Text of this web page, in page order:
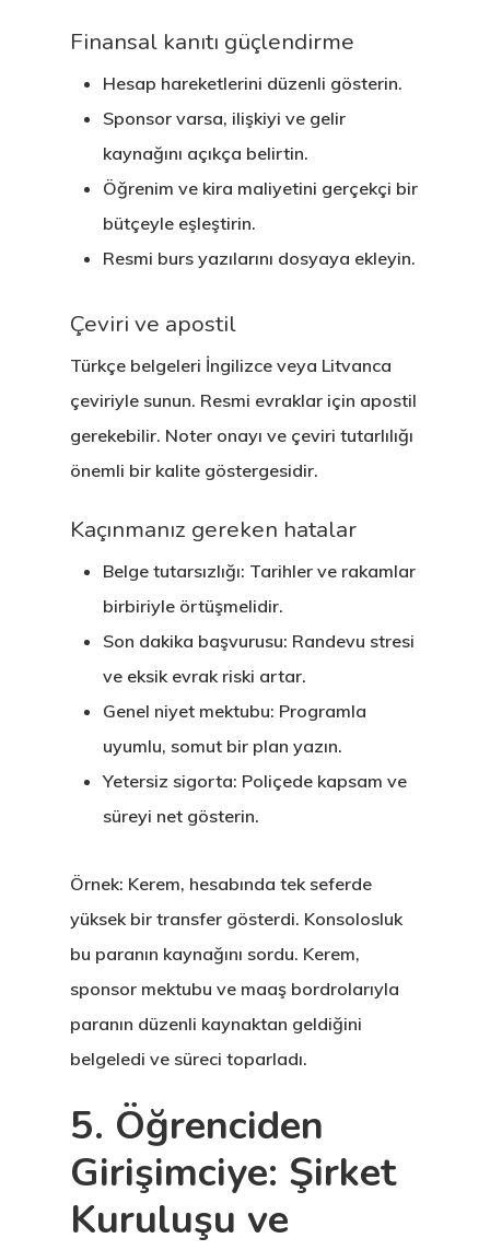
Finansal kanıtı güçlendirme
Hesap hareketlerini düzenli gösterin.
Sponsor varsa, ilişkiyi ve gelir
kaynağını açıkça belirtin.
Öğrenim ve kira maliyetini gerçekçi bir
bütçeyle eşleştirin.
Resmi burs yazılarını dosyaya ekleyin.
Çeviri ve apostil
Türkçe belgeleri İngilizce veya Litvanca
çeviriyle sunun. Resmi evraklar için apostil
gerekebilir. Noter onayı ve çeviri tutarlılığı
önemli bir kalite göstergesidir.
Kaçınmanız gereken hatalar
Belge tutarsızlığı: Tarihler ve rakamlar
birbiriyle örtüşmelidir.
Son dakika başvurusu: Randevu stresi
ve eksik evrak riski artar.
Genel niyet mektubu: Programla
uyumlu, somut bir plan yazın.
Yetersiz sigorta: Poliçede kapsam ve
süreyi net gösterin.
Örnek: Kerem, hesabında tek seferde
yüksek bir transfer gösterdi. Konsolosluk
bu paranın kaynağını sordu. Kerem,
sponsor mektubu ve maaş bordrolarıyla
paranın düzenli kaynaktan geldiğini
belgeledi ve süreci toparladı.
5. Öğrenciden
Girişimciye: Şirket
Kuruluşu ve
Avrupa Birliği
Oturma Ve
Çalışma İzni
Talebi
Estonya
Estonya
Yatırımcı
Estonya Blog
Estonya